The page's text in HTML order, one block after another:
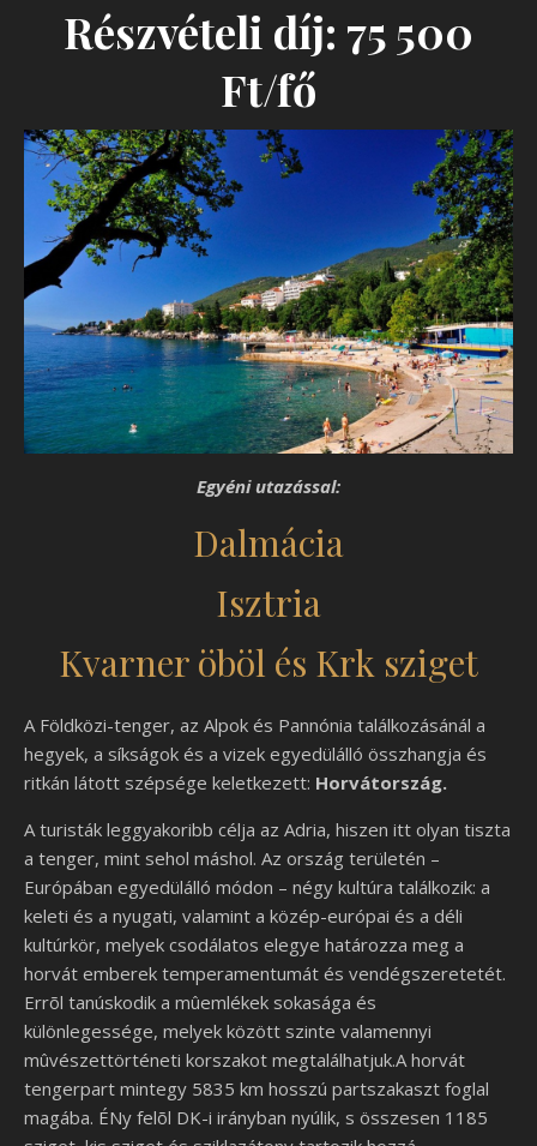
Részvételi díj: 75 500
Ft/fő
Egyéni utazással:
Dalmácia
Isztria
Kvarner öböl és Krk sziget
A Földközi-tenger, az Alpok és Pannónia találkozásánál a
hegyek, a síkságok és a vizek egyedülálló összhangja és
ritkán látott szépsége keletkezett: Horvátország.
A turisták leggyakoribb célja az Adria, hiszen itt olyan tiszta
a tenger, mint sehol máshol. Az ország területén –
Európában egyedülálló módon – négy kultúra találkozik: a
keleti és a nyugati, valamint a közép-európai és a déli
kultúrkör, melyek csodálatos elegye határozza meg a
horvát emberek temperamentumát és vendégszeretetét.
Errõl tanúskodik a mûemlékek sokasága és
különlegessége, melyek között szinte valamennyi
mûvészettörténeti korszakot megtalálhatjuk.A horvát
tengerpart mintegy 5835 km hosszú partszakaszt foglal
magába. ÉNy felõl DK-i irányban nyúlik, s összesen 1185